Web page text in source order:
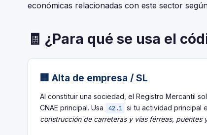
económicas relacionadas con este sector
🧾 ¿Para qué se usa el
🏢 Alta de empresa / SL
Al constituir una sociedad, el Registro Mercantil
CNAE principal. Usa
42.1 si tu actividad principal
construcción de carreteras y vías férreas, puentes